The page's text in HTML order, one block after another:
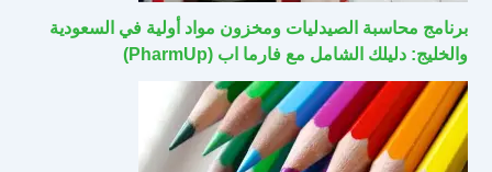
برنامج محاسبة الصيدليات ومخزون مواد أولية في السعودية
والخليج: دليلك الشامل مع فارما اب (PharmUp)